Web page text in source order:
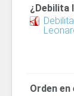
¿Debilita
Orden